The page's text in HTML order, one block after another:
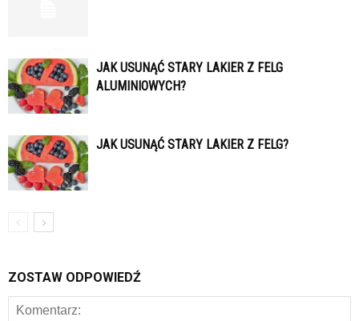
JAK USUNĄĆ STARY LAKIER Z FELG
ALUMINIOWYCH?
JAK USUNĄĆ STARY LAKIER Z FELG?
ZOSTAW ODPOWIEDŹ